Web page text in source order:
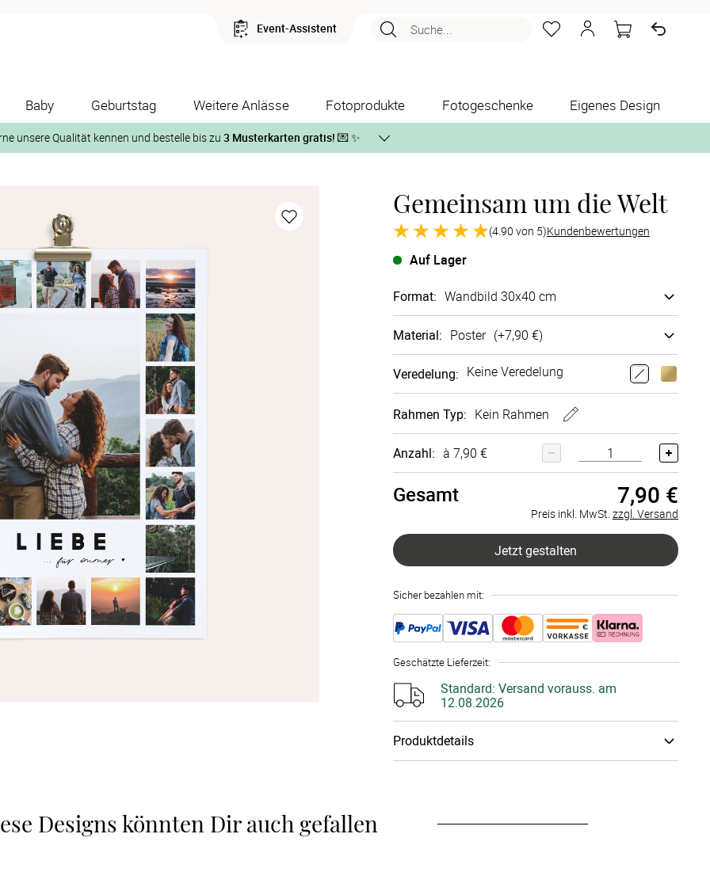
Event-Assistent Suche...
Baby Geburtstag Weitere Anlässe Fotoprodukte Fotogeschenke Eigenes Design
unsere Qualität kennen und bestelle bis zu 3 Musterkarten gratis! 💌 ✨
1. Wähle bis zu 3 Kartendesigns
Musterkarte“ auf der jeweiligen Produktseite und lasse Dir die Karten kostenlos per Post zusenden.
Gemeinsam um die Welt
(4.90 von 5)Kundenbewertungen
Auf Lager
Format: Wandbild 30x40 cm
Wandbild
30x40 cm
Wandbild
20x30 cm
Material: Poster (+7,90 €)
Poster
+7,90 €
Lein­wand
+26,90 €
Acryl-Glas
Fineart
+39,90 €
Direkt­
Veredelung: Keine Veredelung
Rahmen Typ: Kein Rahmen
Kein Rahmen
Holz-Optik
Anzahl: à 7,90 €
Gesamt 7,90 €
Preis inkl. MwSt. zzgl. Versand
Jetzt gestalten
Sicher bezahlen mit:
Geschätzte Lieferzeit:
Standard: Versand vorauss. am
12.08.2026
Produktdetails
edles Poster, ein Wandbild auf Acryl-Glas mit
Designs könnten Dir auch gefallen